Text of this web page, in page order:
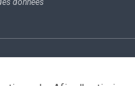
données